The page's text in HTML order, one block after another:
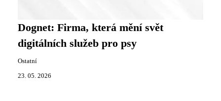
Dognet: Firma, která mění svět
digitálních služeb pro psy
Ostatní
23. 05. 2026